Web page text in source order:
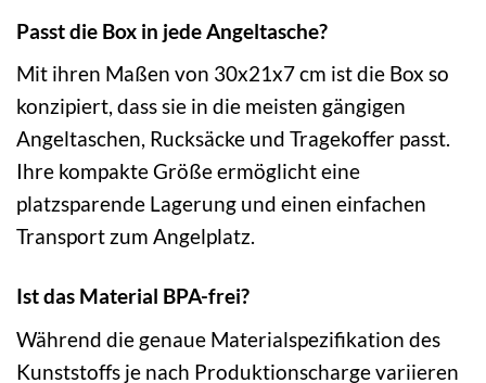
Passt die Box in jede Angeltasche?
Mit ihren Maßen von 30x21x7 cm ist die Box so
konzipiert, dass sie in die meisten gängigen
Angeltaschen, Rucksäcke und Tragekoffer passt.
Ihre kompakte Größe ermöglicht eine
platzsparende Lagerung und einen einfachen
Transport zum Angelplatz.
Ist das Material BPA-frei?
Während die genaue Materialspezifikation des
Kunststoffs je nach Produktionscharge variieren